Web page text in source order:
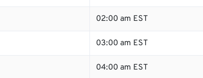
02:00 am EST
03:00 am EST
04:00 am EST